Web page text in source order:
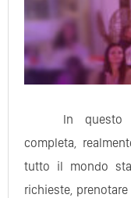
In questo
completa,
tutto il mondo
richieste,